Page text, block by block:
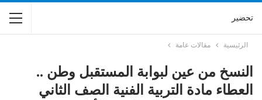
تحضير
الرئيسية مقالات عامة
النسخ من عين لبوابة المستقبل وطن ..
العطاء مادة التربية الفنية الصف الثاني